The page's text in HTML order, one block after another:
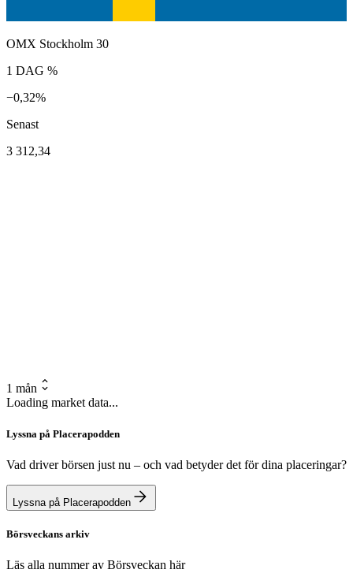
OMX Stockholm 30
1 DAG %
−0,32%
Senast
3 312,34
1 mån
Loading market data...
Lyssna på Placerapodden
Vad driver börsen just nu – och vad betyder det för dina placeringar?
Lyssna på Placerapodden
Börsveckans arkiv
Läs alla nummer av Börsveckan här